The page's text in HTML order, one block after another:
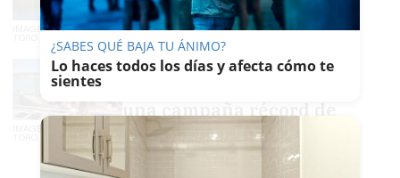
IMAGEN: JUAN CARLOS
JUAN MANUEL REINA
IMAGEN: JUAN CARLOS
Las almadrabas de Cádiz
una campaña récord de
calidad y abundancia
¿SABES QUÉ BAJA TU ÁNIMO?
Lo haces todos los días y afecta cómo te
sientes